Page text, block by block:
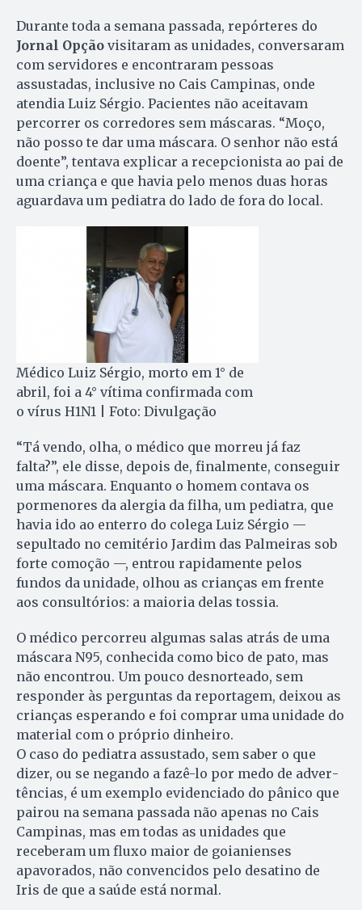
Durante toda a semana passada, repórteres do
Jornal Op­ção visitaram as unidades, conversaram
com servidores e en­con­traram pessoas
assustadas, in­clusive no Cais Campinas, on­de
atendia Luiz Sérgio. Pacien­tes não aceitavam
percorrer os cor­redores sem máscaras. “Mo­ço,
não posso te dar uma máscara. O senhor não está
doente”, tentava explicar a recepcionista ao pai de
uma criança e que havia pelo menos duas ho­ras
aguardava um pediatra do la­do de fora do local.
Médico Luiz Sérgio, morto em 1° de
abril, foi a 4° vítima confirmada com
o vírus H1N1 | Foto: Divulgação
“Tá vendo, olha, o médico que mo­rreu já faz
falta?”, ele disse, de­pois de, finalmente, conseguir
uma máscara. Enquanto o ho­mem contava os
pormenores da alergia da filha, um pediatra, que
havia ido ao enterro do co­le­ga Luiz Sérgio —
sepultado no ce­mitério Jardim das Palmeiras sob
forte comoção —, entrou ra­pi­damente pelos
fundos da unidade, olhou as crianças em fren­te
aos consultórios: a mai­o­ria delas tossia.
O médico percorreu algumas salas atrás de uma
máscara N95, conhecida como bi­co de pato, mas
não encontrou. Um pouco desnorteado, sem
responder às perguntas da re­portagem, deixou as
crianças es­perando e foi comprar uma unidade do
material com o próprio dinheiro.
O caso do pediatra assustado, sem saber o que
dizer, ou se ne­gan­do a fazê-lo por medo de ad­ver­
tências, é um exemplo evidenciado do pânico que
pairou na se­ma­na passada não apenas no Cais
Cam­pinas, mas em todas as unidades que
receberam um fluxo maior de goianienses
apavorados, não convencidos pelo desatino de
Iris de que a saúde está normal.